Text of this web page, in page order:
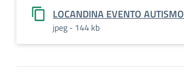
LOCANDINA EVENTO AUTISMO
jpeg - 144 kb